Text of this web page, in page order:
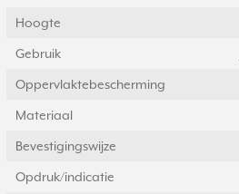
Hoogte
Gebruik
Oppervlaktebescherming
Materiaal
Bevestigingswijze
Opdruk/indicatie